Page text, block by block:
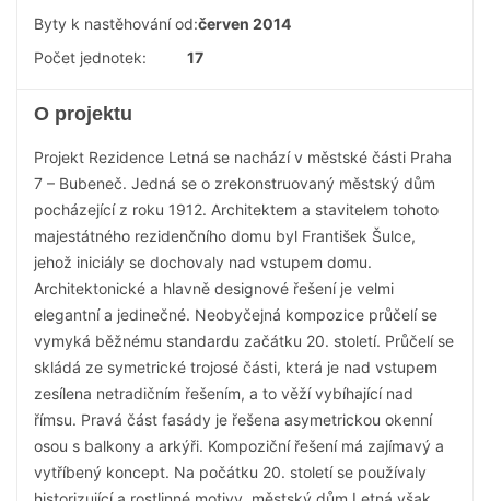
Byty k nastěhování od:červen 2014
Počet jednotek:
17
O projektu
Projekt Rezidence Letná se nachází v městské části Praha
7 – Bubeneč. Jedná se o zrekonstruovaný městský dům
pocházející z roku 1912. Architektem a stavitelem tohoto
majestátného rezidenčního domu byl František Šulce,
jehož iniciály se dochovaly nad vstupem domu.
Architektonické a hlavně designové řešení je velmi
elegantní a jedinečné. Neobyčejná kompozice průčelí se
vymyká běžnému standardu začátku 20. století. Průčelí se
skládá ze symetrické trojosé části, která je nad vstupem
zesílena netradičním řešením, a to věží vybíhající nad
římsu. Pravá část fasády je řešena asymetrickou okenní
osou s balkony a arkýři. Kompoziční řešení má zajímavý a
vytříbený koncept. Na počátku 20. století se používaly